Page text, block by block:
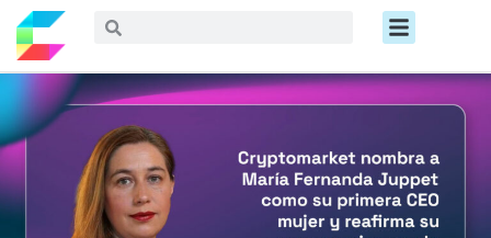
contenido
Buscar Menú